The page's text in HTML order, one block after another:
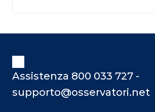
Assistenza 800 033 727 -
supporto@osservatori.net